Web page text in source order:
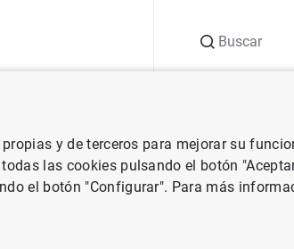
Notas de prensa del Banco Central Europeo
y de terceros para mejorar su
las cookies pulsando el botón
el botón "Configurar". Para más